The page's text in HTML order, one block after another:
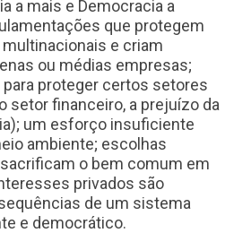
a mais e Democracia a
que protegem
e criam
ou médias empresas;
proteger certos setores
setor financeiro, a prejuízo da
um esforço insuficiente
ambiente; escolhas
o bem comum em
privados são
de um sistema
e democrático.